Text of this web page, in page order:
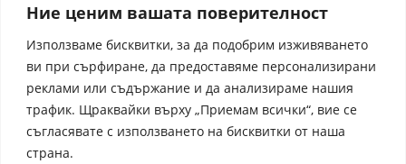
Ние ценим вашата поверителност
Използваме бисквитки, за да подобрим изживяването
ви при сърфиране, да предоставяме персонализирани
реклами или съдържание и да анализираме нашия
трафик. Щраквайки върху „Приемам всички“, вие се
съгласявате с използването на бисквитки от наша
страна.